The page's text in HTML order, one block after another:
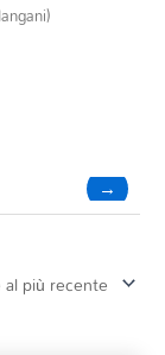
→